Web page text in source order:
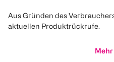
Aus Gründen des
aktuellen Produktrückrufe.